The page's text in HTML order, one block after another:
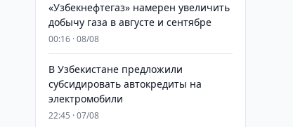
«Узбекнефтегаз» намерен увеличить
добычу газа в августе и сентябре
00:16 · 08/08
В Узбекистане предложили
субсидировать автокредиты на
электромобили
22:45 · 07/08